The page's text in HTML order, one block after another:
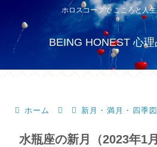
ホロスコープで こころと人
BEING HONEST 心
ホーム 新月・満月・四季図
水瓶座の新月（2023年1